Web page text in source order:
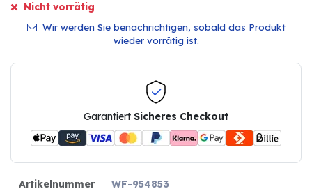
Nicht vorrätig
Wir werden Sie benachrichtigen, sobald das Produkt
wieder vorrätig ist.
Garantiert Sicheres Checkout
Artikelnummer
WF-954853